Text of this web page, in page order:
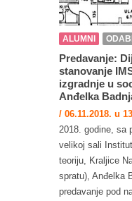
ALUMNI
Predavanje:
stanovanje
izgradnje u
Anđelka
/ 06.11.2018. u
2018. godine, sa
velikoj sali
teoriju, Kraljice
spratu), Anđelka
predavanje pod